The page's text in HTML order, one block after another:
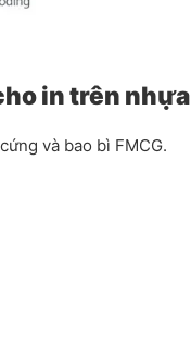
in trên nhựa
và bao bì FMCG.